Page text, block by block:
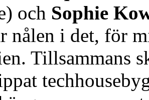
och Sophie
nålen i det, för
Tillsammans